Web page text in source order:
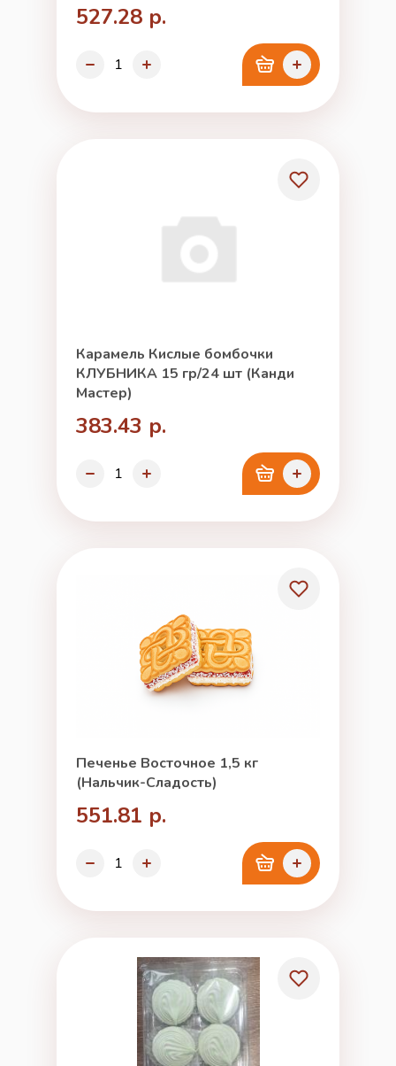
527.28 р.
Карамель Кислые бомбочки
КЛУБНИКА 15 гр/24 шт (Канди
Мастер)
383.43 р.
Печенье Восточное 1,5 кг
(Нальчик-Сладость)
551.81 р.